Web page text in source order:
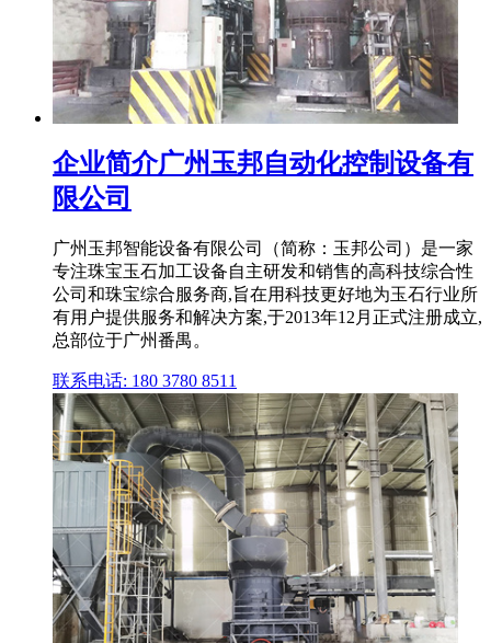
企业简介广州玉邦自动化控制设备有
限公司
广州玉邦智能设备有限公司（简称：玉邦公司）是一家
专注珠宝玉石加工设备自主研发和销售的高科技综合性
公司和珠宝综合服务商,旨在用科技更好地为玉石行业所
有用户提供服务和解决方案,于2013年12月正式注册成立,
总部位于广州番禺。
联系电话: 180 3780 8511